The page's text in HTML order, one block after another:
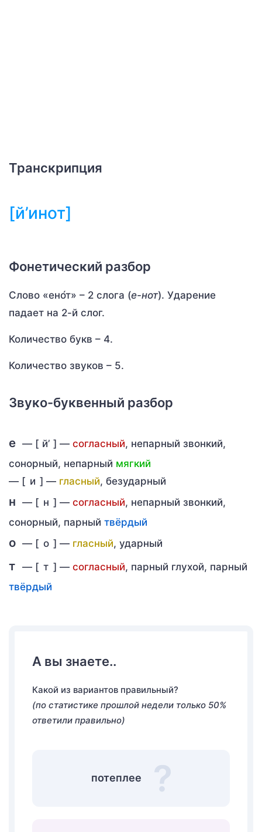
Транскрипция
[й’инот]
Фонетический разбор
Слово «ено́т» – 2 слога (е-нот). Ударение
падает на 2-й слог.
Количество букв – 4.
Количество звуков – 5.
Звуко-буквенный разбор
е — [ й’ ] — согласный, непарный звонкий,
сонорный, непарный мягкий
— [ и ] — гласный, безударный
н — [ н ] — согласный, непарный звонкий,
сонорный, парный твёрдый
о — [ о ] — гласный, ударный
т — [ т ] — согласный, парный глухой, парный
твёрдый
А вы знаете..
Какой из вариантов правильный?
(по статистике прошлой недели только 50%
ответили правильно)
потеплее